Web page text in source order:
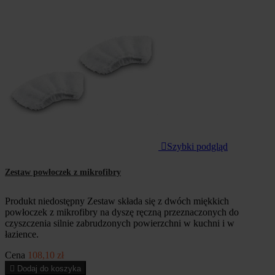
 Szybki podgląd
Zestaw powłoczek z mikrofibry
Produkt niedostępny Zestaw składa się z dwóch miękkich
powłoczek z mikrofibry na dyszę ręczną przeznaczonych do
czyszczenia silnie zabrudzonych powierzchni w kuchni i w
łazience.
Cena 108,10 zł
 Dodaj do koszyka